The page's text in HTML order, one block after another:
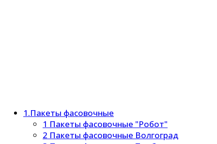
1.Пакеты фасовочные
1 Пакеты фасовочные "Робот"
2 Пакеты фасовочные Волгоград